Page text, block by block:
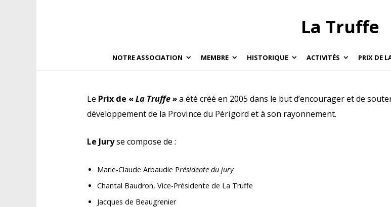
La Truffe
NOTRE ASSOCIATION MEMBRE HISTORIQUE ACTIVITÉS PRIX DE
Le Prix de «La Truffe»a été créé en 2005 dans le but d’encourager et de
développement de la Province du Périgord et à son rayonnement.
Le Juryse compose de :
Marie-Claude Arbaudie Présidente du jury
Chantal Baudron, Vice-Présidente de La Truffe
Jacques de Beaugrenier